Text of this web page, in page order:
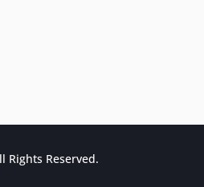
Rights Reserved.